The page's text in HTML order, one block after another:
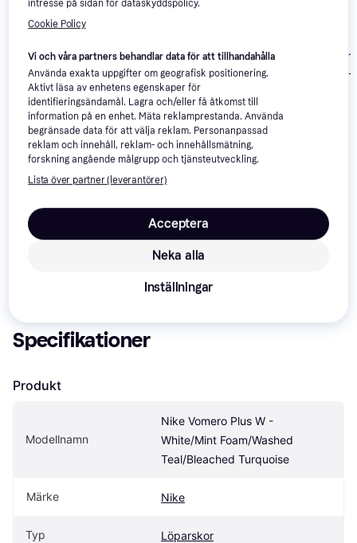
Nike Vomero 18 -
Svart
4.7
1 149 kr
Nike Vomero Plus M -
Black/Metallic Dark
Grey/Cool Grey/Dark
Smoke Grey
1 399 kr
Nike Vomero
W Löparskor -
Milk
Om produkten
Lägsta pris på
Nike Vomero Plus W - White/Mint
Foam/Washed Teal/Bleached Turquoise
vilket är det billigaste priset just nu hos 1 butik.
Jämför:
Specifikationer
Produkt
Modellnamn
Nike Vomero Plus W -
White/Mint Foam/Washed
Teal/Bleached Turquoise
Märke Nike
Typ Löparskor
intresse på sidan för dataskyddspolicy.
Cookie Policy
Vi och våra partners behandlar data för att tillhandahålla
Använda exakta uppgifter om geografisk positionering.
Aktivt läsa av enhetens egenskaper för
identifieringsändamål. Lagra och/eller få åtkomst till
information på en enhet. Mäta reklamprestanda. Använda
begränsade data för att välja reklam. Personanpassad
reklam och innehåll, reklam- och innehållsmätning,
forskning angående målgrupp och tjänsteutveckling.
Lista över partner (leverantörer)
Neka alla
Acceptera
Inställningar